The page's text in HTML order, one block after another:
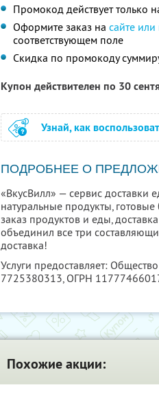
Промокод действует только
Оформите заказ на сайте
соответствующем поле
Скидка по промокоду
Купон действителен по 30
Узнай, как
ПОДРОБНЕЕ О
«ВкусВилл» — сервис доставки
натуральные продукты,
заказ продуктов и еды,
объединил все три
доставка!
Услуги предоставляет:
7725380313, ОГРН
Похожие акции: